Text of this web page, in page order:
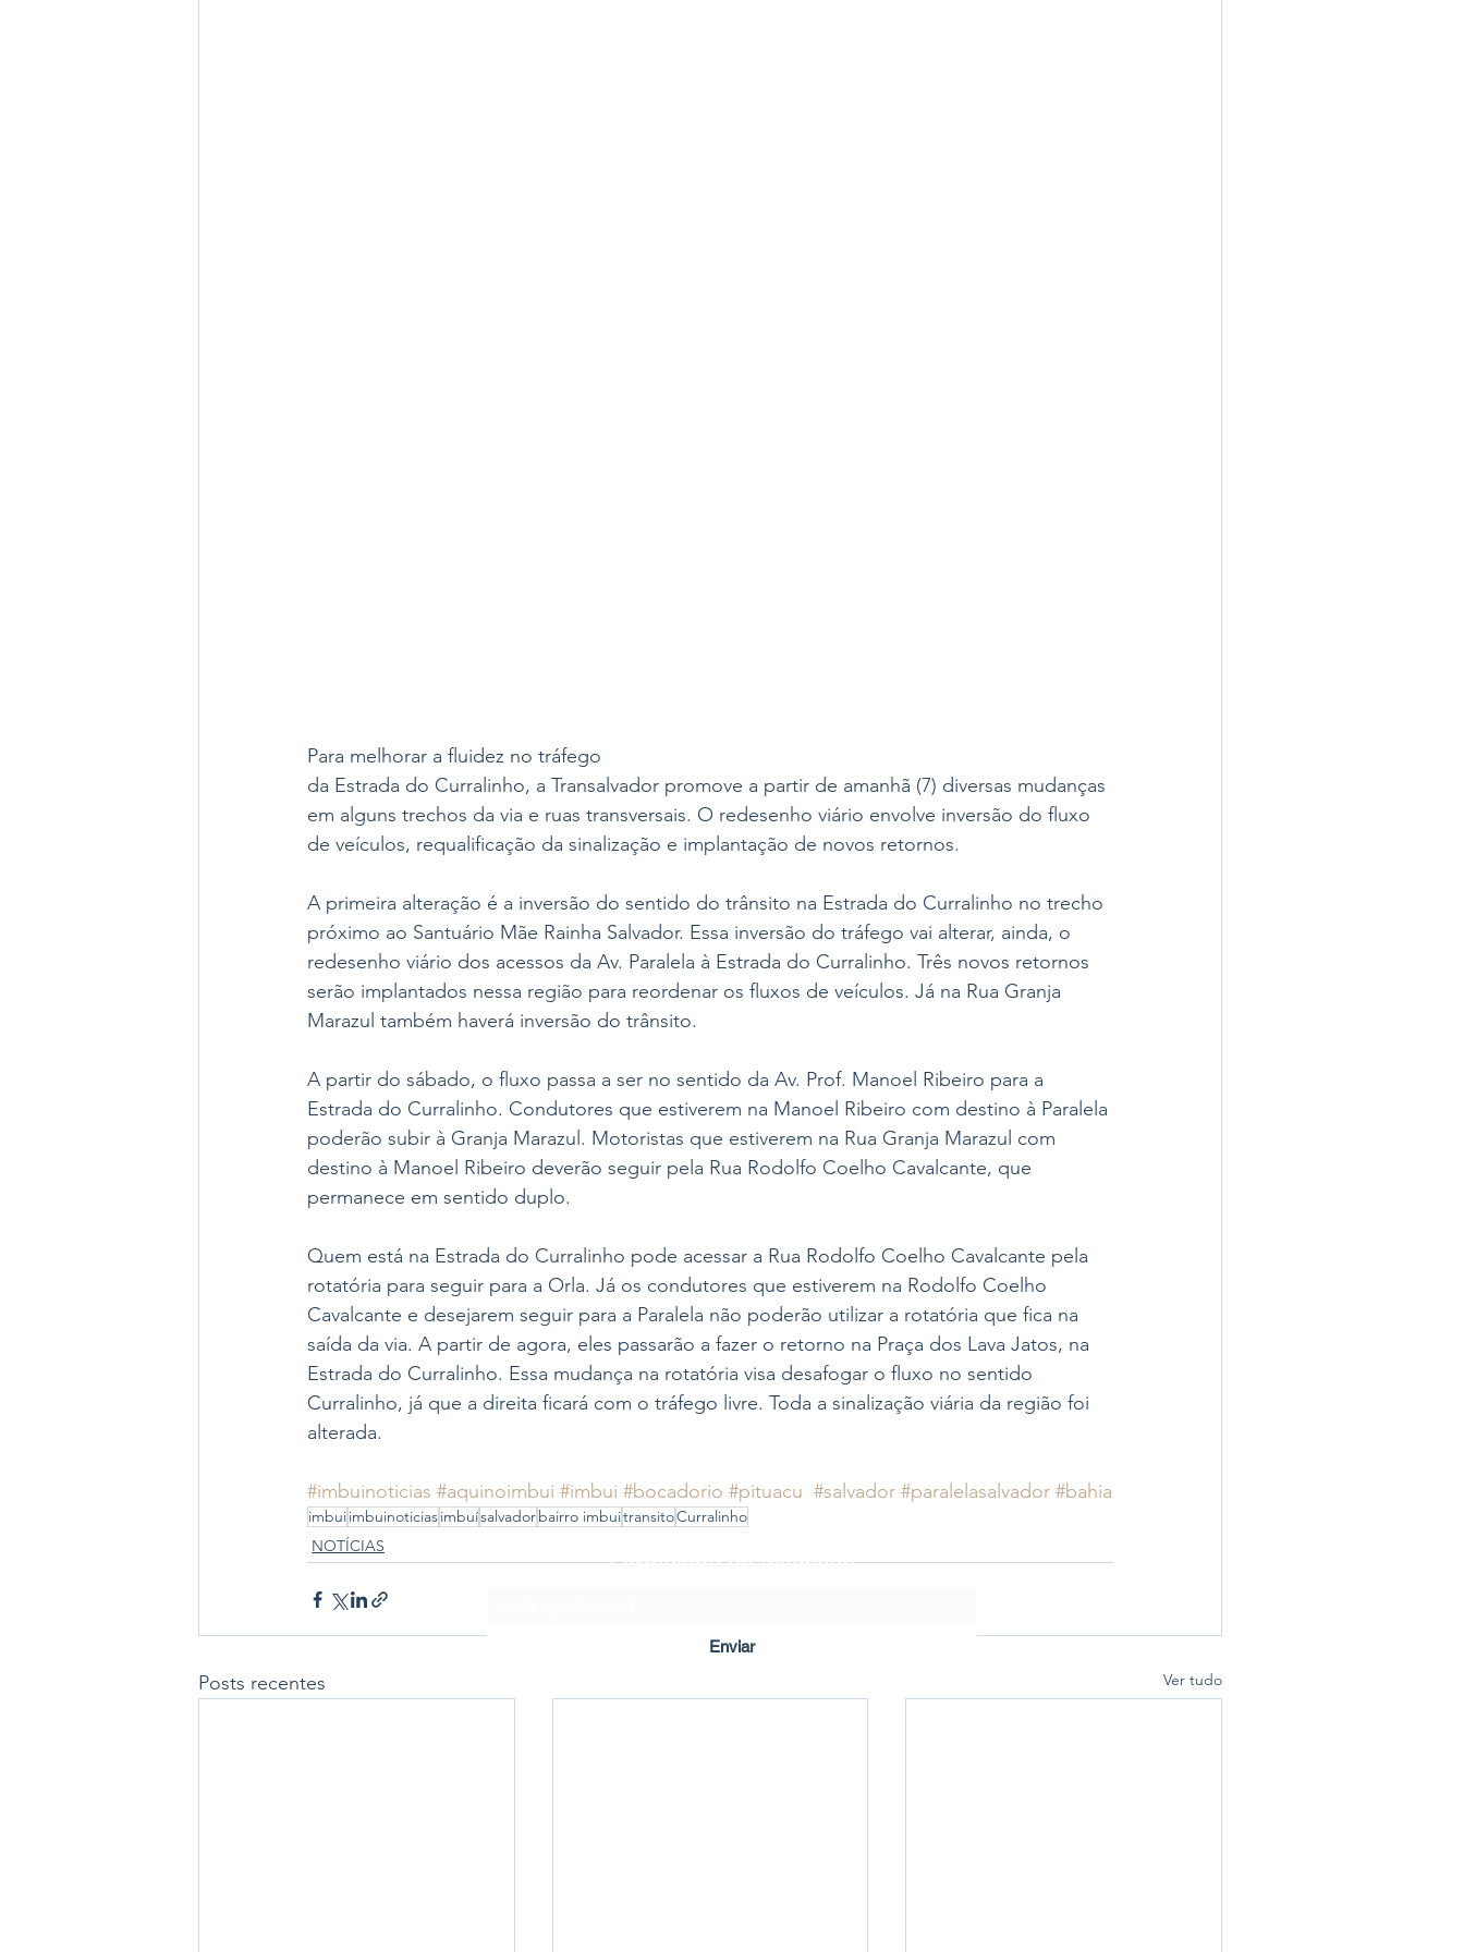
Para melhorar a fluidez no tráfego
da Estrada do Curralinho, a Transalvador promove a partir de amanhã (7) diversas mudanças
em alguns trechos da via e ruas transversais. O redesenho viário envolve inversão do fluxo
de veículos, requalificação da sinalização e implantação de novos retornos.
A primeira alteração é a inversão do sentido do trânsito na Estrada do Curralinho no trecho
próximo ao Santuário Mãe Rainha Salvador. Essa inversão do tráfego vai alterar, ainda, o
redesenho viário dos acessos da Av. Paralela à Estrada do Curralinho. Três novos retornos
serão implantados nessa região para reordenar os fluxos de veículos. Já na Rua Granja
Marazul também haverá inversão do trânsito.
A partir do sábado, o fluxo passa a ser no sentido da Av. Prof. Manoel Ribeiro para a
Estrada do Curralinho. Condutores que estiverem na Manoel Ribeiro com destino à Paralela
poderão subir à Granja Marazul. Motoristas que estiverem na Rua Granja Marazul com
destino à Manoel Ribeiro deverão seguir pela Rua Rodolfo Coelho Cavalcante, que
permanece em sentido duplo.
Quem está na Estrada do Curralinho pode acessar a Rua Rodolfo Coelho Cavalcante pela
rotatória para seguir para a Orla. Já os condutores que estiverem na Rodolfo Coelho
Cavalcante e desejarem seguir para a Paralela não poderão utilizar a rotatória que fica na
saída da via. A partir de agora, eles passarão a fazer o retorno na Praça dos Lava Jatos, na
Estrada do Curralinho. Essa mudança na rotatória visa desafogar o fluxo no sentido
Curralinho, já que a direita ficará com o tráfego livre. Toda a sinalização viária da região foi
alterada.
#imbuinoticias #aquinoimbui #imbui #bocadorio #pituacu #salvador #paralelasalvador #bahia
imbuiimbuinoticiasimbuísalvadorbairro imbuitransitoCurralinho
NOTÍCIAS
Posts recentes Ver tudo
Formulário de Inscrição
Enviar